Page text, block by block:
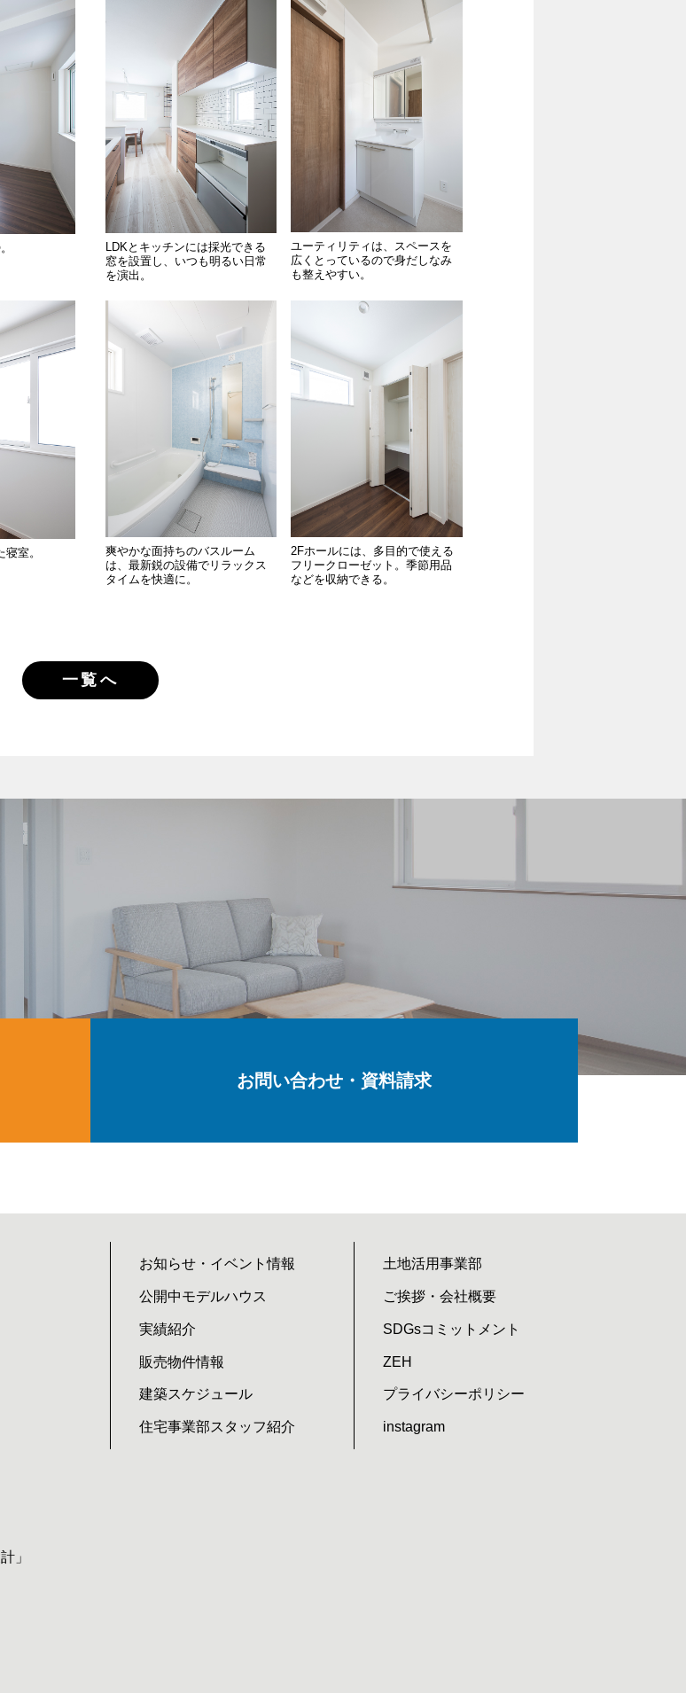
LDKとキッチンには採光できる
窓を設置し、いつも明るい日常
を演出。
ユーティリティは、スペースを
広くとっているので身だしなみ
も整えやすい。
室。
爽やかな面持ちのバスルーム
は、最新鋭の設備でリラックス
タイムを快適に。
2Fホールには、多目的で使える
フリークローゼット。季節用品
などを収納できる。
一覧へ
お問い合わせ・資料請求
」
お知らせ・イベント情報
公開中モデルハウス
実績紹介
販売物件情報
建築スケジュール
住宅事業部スタッフ紹介
土地活用事業部
ご挨拶・会社概要
SDGsコミットメント
ZEH
プライバシーポリシー
instagram